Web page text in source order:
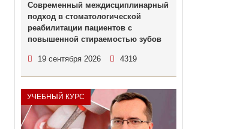
Современный междисциплинарный
подход в стоматологической
реабилитации пациентов с
повышенной стираемостью зубов
19 сентября 2026 4319
УЧЕБНЫЙ КУРС